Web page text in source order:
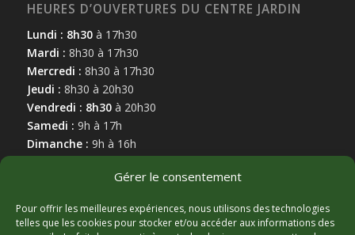
Gérer le consentement
Pour offrir les meilleures expériences, nous utilisons des technologies
telles que les cookies pour stocker et/ou accéder aux informations des
HEURES D’OUVERTURES DU CENTRE JARDIN
Lundi : 8h30à 17h30
Mardi : 8h30 à 17h30
Mercredi : 8h30 à 17h30
Jeudi : 8h30 à 20h30
Vendredi : 8h30à 20h30
Samedi : 9h à 17h
Dimanche : 9h à 16h